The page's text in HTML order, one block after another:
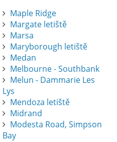
Maple Ridge
Margate letiště
Marsa
Maryborough letiště
Medan
Melbourne - Southbank
Melun - Dammarie Les
Lys
Mendoza letiště
Midrand
Modesta Road, Simpson
Bay